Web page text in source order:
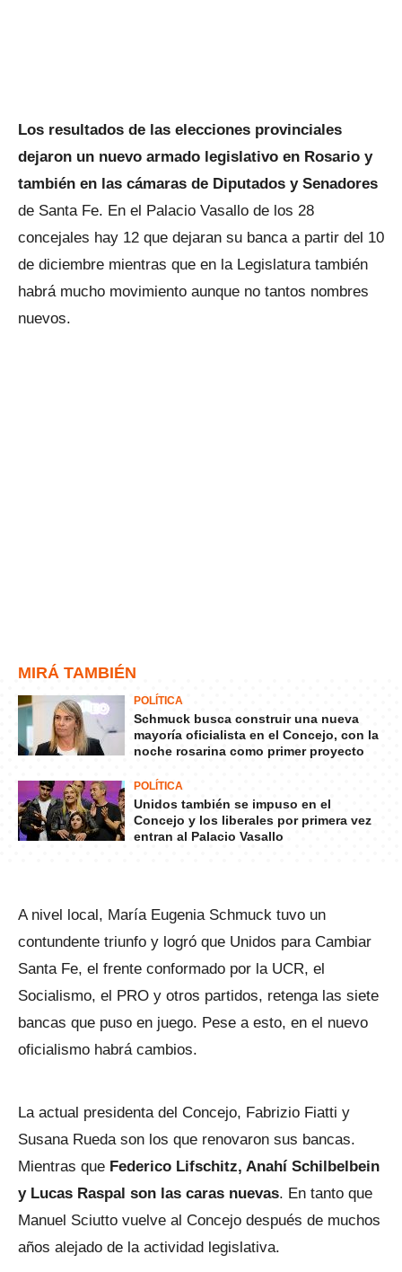
Los resultados de las elecciones provinciales
dejaron un nuevo armado legislativo en Rosario y
también en las cámaras de Diputados y Senadores
de Santa Fe. En el Palacio Vasallo de los 28
concejales hay 12 que dejaran su banca a partir del 10
de diciembre mientras que en la Legislatura también
habrá mucho movimiento aunque no tantos nombres
nuevos.
MIRÁ TAMBIÉN
POLÍTICA
Schmuck busca construir una nueva
mayoría oficialista en el Concejo, con la
noche rosarina como primer proyecto
POLÍTICA
Unidos también se impuso en el
Concejo y los liberales por primera vez
entran al Palacio Vasallo
A nivel local, María Eugenia Schmuck tuvo un
contundente triunfo y logró que Unidos para Cambiar
Santa Fe, el frente conformado por la UCR, el
Socialismo, el PRO y otros partidos, retenga las siete
bancas que puso en juego. Pese a esto, en el nuevo
oficialismo habrá cambios.
La actual presidenta del Concejo, Fabrizio Fiatti y
Susana Rueda son los que renovaron sus bancas.
Mientras que Federico Lifschitz, Anahí Schilbelbein
y Lucas Raspal son las caras nuevas. En tanto que
Manuel Sciutto vuelve al Concejo después de muchos
años alejado de la actividad legislativa.